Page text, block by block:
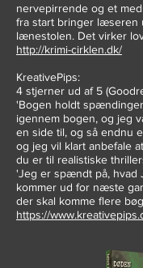
nervepirrende og et
fra start bringer læseren
lænestolen. Det virker
http://krimi-cirklen.dk/
KreativePips:
4 stjerner ud af 5
'Bogen holdt
igennem bogen, og jeg
en side til, og så endnu
og jeg vil klart anbefale
du er til realistiske
'Jeg er spændt på, hvad
kommer ud for næste
der skal komme flere
https://